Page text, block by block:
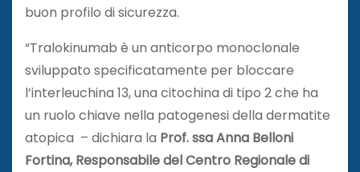
buon profilo di sicurezza.
“Tralokinumab è un anticorpo monoclonale
sviluppato specificatamente per bloccare
l’interleuchina 13, una citochina di tipo 2 che ha
un ruolo chiave nella patogenesi della dermatite
atopica – dichiara la Prof. ssa Anna Belloni
Fortina, Responsabile del Centro Regionale di